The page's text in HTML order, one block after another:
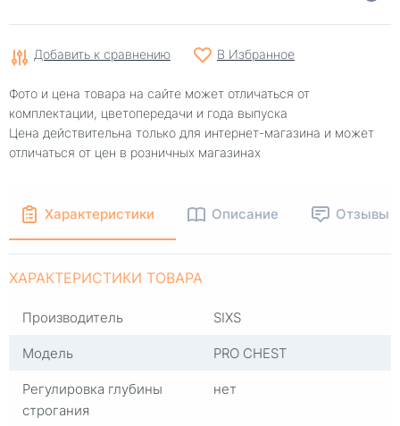
Добавить к сравнению В Избранное
Фото и цена товара на сайте может отличаться от
комплектации, цветопередачи и года выпуска
Цена действительна только для интернет-магазина и может
отличаться от цен в розничных магазинах
Характеристики Описание Отзывы
ХАРАКТЕРИСТИКИ ТОВАРА
Производитель
SIXS
Модель
PRO CHEST
Регулировка глубины
строгания
нет